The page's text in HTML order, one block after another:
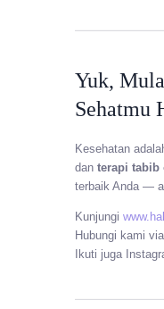
Yuk,
Sehatmu
Kesehatan
dan terapi tabib
terbaik Anda —
Kunjungi
Hubungi kami
Ikuti juga